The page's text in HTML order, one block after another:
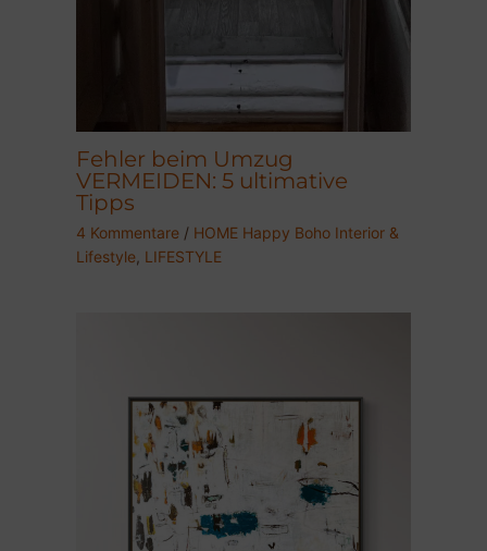
Fehler beim Umzug
VERMEIDEN: 5 ultimative
Tipps
4 Kommentare / HOME Happy Boho Interior &
Lifestyle LIFESTYLE